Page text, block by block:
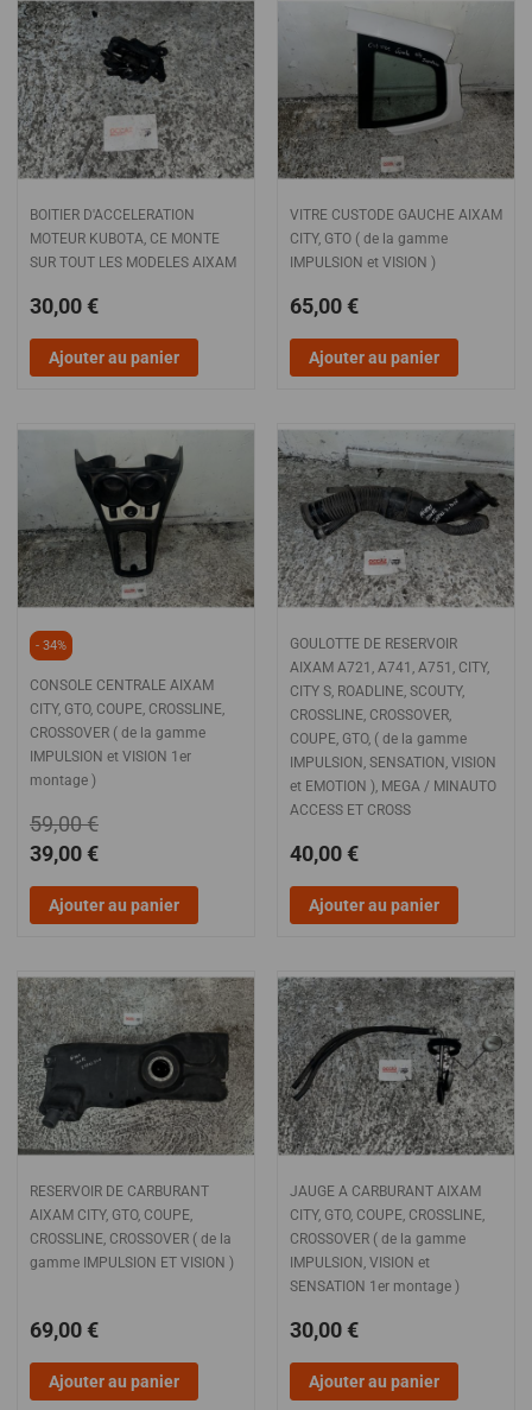
BOITIER D'ACCELERATION
MOTEUR KUBOTA, CE MONTE
SUR TOUT LES MODELES AIXAM
30,00 €
Ajouter au panier
VITRE CUSTODE GAUCHE AIXAM
CITY, GTO ( de la gamme
IMPULSION et VISION )
65,00 €
Ajouter au panier
- 34%
CONSOLE CENTRALE AIXAM
CITY, GTO, COUPE, CROSSLINE,
CROSSOVER ( de la gamme
IMPULSION et VISION 1er
montage )
39,00 €
59,00 €
Ajouter au panier
GOULOTTE DE RESERVOIR
AIXAM A721, A741, A751, CITY,
CITY S, ROADLINE, SCOUTY,
CROSSLINE, CROSSOVER,
COUPE, GTO, ( de la gamme
IMPULSION, SENSATION, VISION
et EMOTION ), MEGA / MINAUTO
ACCESS ET CROSS
40,00 €
Ajouter au panier
RESERVOIR DE CARBURANT
AIXAM CITY, GTO, COUPE,
CROSSLINE, CROSSOVER ( de la
gamme IMPULSION ET VISION )
69,00 €
Ajouter au panier
JAUGE A CARBURANT AIXAM
CITY, GTO, COUPE, CROSSLINE,
CROSSOVER ( de la gamme
IMPULSION, VISION et
SENSATION 1er montage )
30,00 €
Ajouter au panier